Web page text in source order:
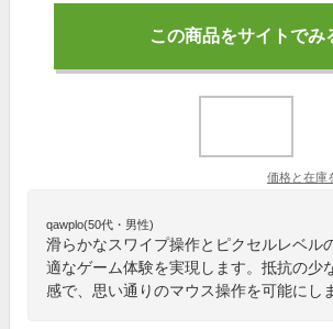
この商品をサイトでみ
価格と在庫
qawplo(50代・男性)
滑らかなスワイプ操作とピクセルレベル
適なゲーム体験を実現します。抵抗の少
感で、思い通りのマウス操作を可能にし